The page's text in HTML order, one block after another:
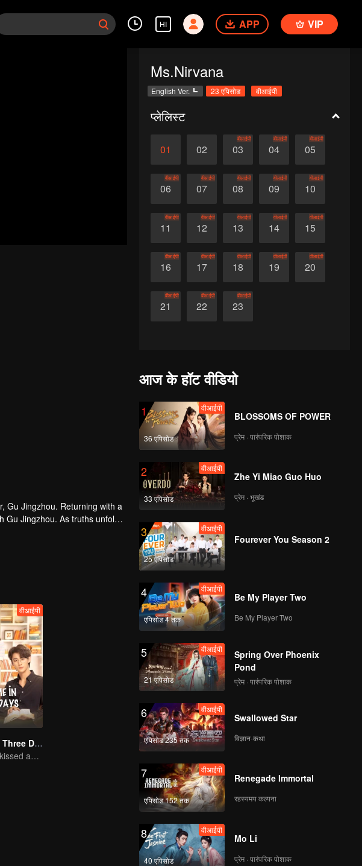
HI APP VIP
Ms.Nirvana
English Ver. 23 एपिसोड वीआईपी
प्लेलिस्ट
01 02 03
वीआईपी
04
वीआईपी
05
वीआईपी
06
वीआईपी
07
वीआईपी
08
वीआईपी
09
वीआईपी
10
वीआईपी
11
वीआईपी
12
वीआईपी
13
वीआईपी
14
वीआईपी
15
वीआईपी
16
वीआईपी
17
वीआईपी
18
वीआईपी
19
वीआईपी
20
वीआईपी
21
वीआईपी
22
वीआईपी
23
वीआईपी
Gu Jingzhou. Returning with a
Gu Jingzhou. As truths unfold,
वीआईपी
Love Me in Three Days
Young lady kissed and rescued the ever-changing CEO
आज के हॉट वीडियो
1
36 एपिसोड
वीआईपी
BLOSSOMS OF POWER
प्रेम · पारंपरिक पोशाक
2
33 एपिसोड
वीआईपी
Zhe Yi Miao Guo Huo
प्रेम · भूखंड
3
25 एपिसोड
वीआईपी
Fourever You Season 2
4
एपिसोड 4 तक
वीआईपी
Be My Player Two
Be My Player Two
5
21 एपिसोड
वीआईपी
Spring Over Phoenix
Pond
प्रेम · पारंपरिक पोशाक
6
एपिसोड 235 तक
वीआईपी
Swallowed Star
विज्ञान-कथा
7
एपिसोड 152 तक
वीआईपी
Renegade Immortal
रहस्यमय कल्पना
8
40 एपिसोड
वीआईपी
Mo Li
प्रेम · पारंपरिक पोशाक